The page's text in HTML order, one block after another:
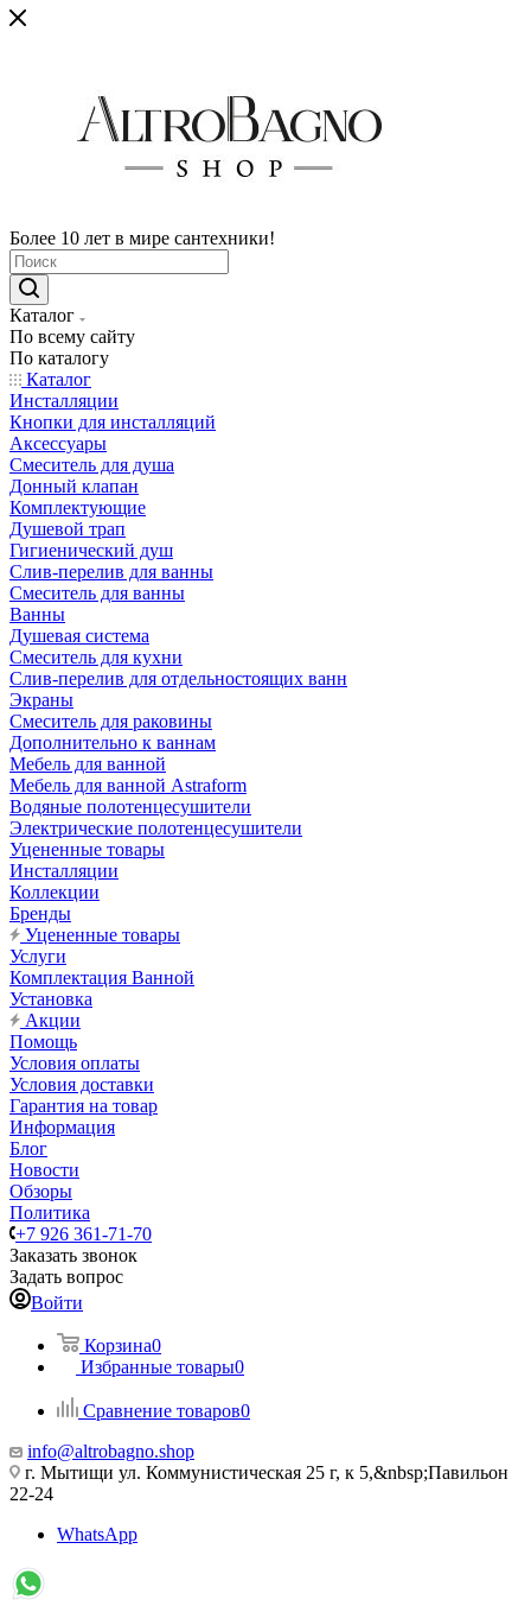
Более 10 лет в мире сантехники!
Каталог
По всему сайту
По каталогу
Каталог
Инсталляции
Кнопки для инсталляций
Аксессуары
Смеситель для душа
Донный клапан
Комплектующие
Душевой трап
Гигиенический душ
Слив-перелив для ванны
Смеситель для ванны
Ванны
Душевая система
Смеситель для кухни
Слив-перелив для отдельностоящих ванн
Экраны
Смеситель для раковины
Дополнительно к ваннам
Мебель для ванной
Мебель для ванной Astraform
Водяные полотенцесушители
Электрические полотенцесушители
Уцененные товары
Инсталляции
Коллекции
Бренды
Уцененные товары
Услуги
Комплектация Ванной
Установка
Акции
Помощь
Условия оплаты
Условия доставки
Гарантия на товар
Информация
Блог
Новости
Обзоры
Политика
+7 926 361-71-70
Заказать звонок
Задать вопрос
Войти
Корзина0
Избранные товары0
Сравнение товаров0
info@altrobagno.shop
г. Мытищи ул. Коммунистическая 25 г, к 5,&nbsp;Павильон
22-24
WhatsApp